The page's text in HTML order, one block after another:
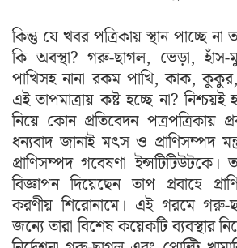
কিন্তু যে খবর পত্রিকায় স্থান পাচ্ছে
কি অবস্থা? গরু-ছাগল, ভেড়া,
পাখিসহ নানা রকম পাখি, কাক,
এই তাপমাত্রায় কষ্ট হচ্ছে না?
নিয়ে কোন প্রতিবেদন পত্রপত্রিকায়
ধন্যবাদ জানাই মৎস ও প্রাণিসম্পদ
প্রাণিসম্পদ গবেষণা ইন্সটিটিউটকে।
বিজ্ঞাপন দিয়েছেন তাপ প্রবাহে
করণীয় শিরোনামে। এই গরমে গরু-
জন্যে তারা বিশেষ কয়েকটি ব্যবস্থার